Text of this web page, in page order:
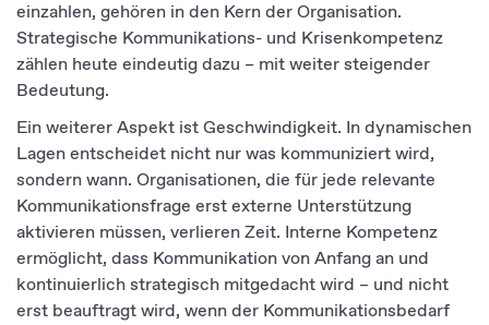
einzahlen, gehören in den Kern der Organisation.
Strategische Kommunikations- und Krisenkompetenz
zählen heute eindeutig dazu – mit weiter steigender
Bedeutung.
Ein weiterer Aspekt ist Geschwindigkeit. In dynamischen
Lagen entscheidet nicht nur was kommuniziert wird,
sondern wann. Organisationen, die für jede relevante
Kommunikationsfrage erst externe Unterstützung
aktivieren müssen, verlieren Zeit. Interne Kompetenz
ermöglicht, dass Kommunikation von Anfang an und
kontinuierlich strategisch mitgedacht wird – und nicht
erst beauftragt wird, wenn der Kommunikationsbedarf